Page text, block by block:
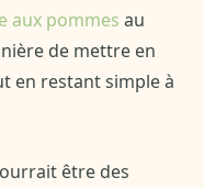
aux pommes au
de mettre en
en restant simple à
être des